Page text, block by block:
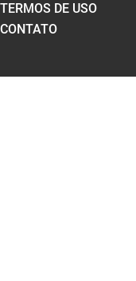
TERMOS DE USO
CONTATO